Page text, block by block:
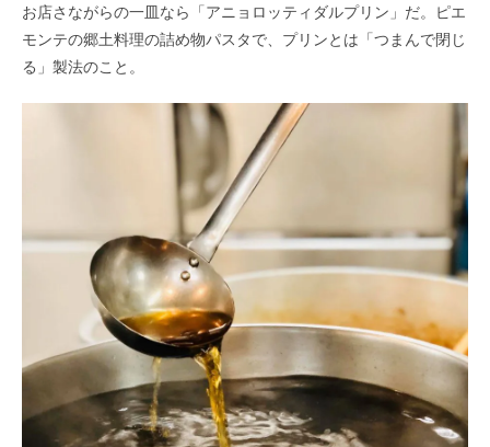
お店さながらの一皿なら「アニョロッティダルプリン」だ。ピエ
モンテの郷土料理の詰め物パスタで、プリンとは「つまんで閉じ
る」製法のこと。